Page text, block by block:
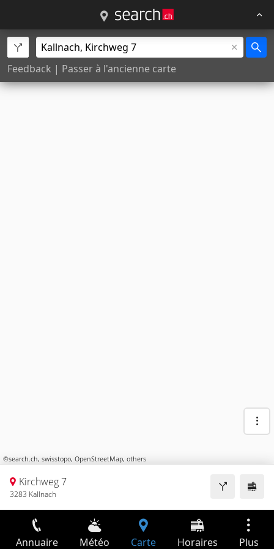
Feedback | Passer à l'ancienne carte
©search.ch, swisstopo, OpenStreetMap, others
Kirchweg 7
3283 Kallnach
Annuaire Météo Carte Horaires Plus